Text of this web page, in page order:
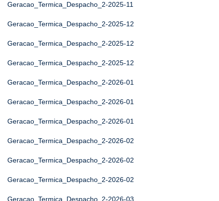
Geracao_Termica_Despacho_2-2025-11
Geracao_Termica_Despacho_2-2025-12
Geracao_Termica_Despacho_2-2025-12
Geracao_Termica_Despacho_2-2025-12
Geracao_Termica_Despacho_2-2026-01
Geracao_Termica_Despacho_2-2026-01
Geracao_Termica_Despacho_2-2026-01
Geracao_Termica_Despacho_2-2026-02
Geracao_Termica_Despacho_2-2026-02
Geracao_Termica_Despacho_2-2026-02
Geracao_Termica_Despacho_2-2026-03